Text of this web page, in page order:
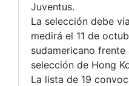
Juventus.
La selección debe
medirá el 11 de
sudamericano
selección de Hong
La lista de 19